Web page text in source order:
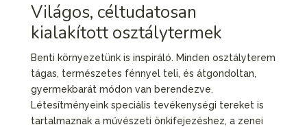
Világos, céltudatosan
kialakított osztálytermek
Benti környezetünk is inspiráló. Minden osztályterem
tágas, természetes fénnyel teli, és átgondoltan,
gyermekbarát módon van berendezve.
Létesítményeink speciális tevékenységi tereket is
tartalmaznak a művészeti önkifejezéshez, a zenei